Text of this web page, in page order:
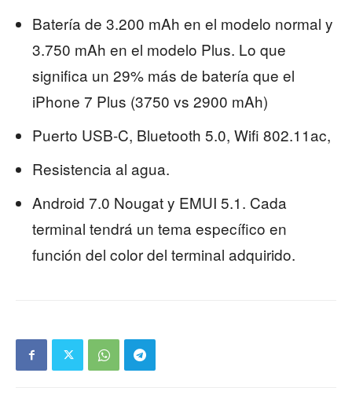
Batería de 3.200 mAh en el modelo normal y
3.750 mAh en el modelo Plus. Lo que
significa un 29% más de batería que el
iPhone 7 Plus (3750 vs 2900 mAh)
Puerto USB-C, Bluetooth 5.0, Wifi 802.11ac,
Resistencia al agua.
Android 7.0 Nougat y EMUI 5.1. Cada
terminal tendrá un tema específico en
función del color del terminal adquirido.